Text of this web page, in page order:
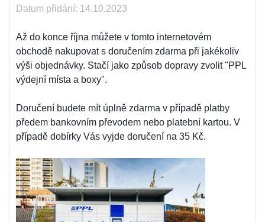
Datum přidání: 14.10.2023
Až do konce října můžete v tomto internetovém
obchodě nakupovat s doručením zdarma při jakékoliv
výši objednávky. Stačí jako způsob dopravy zvolit "PPL
výdejní místa a boxy".
Doručení budete mít úplně zdarma v případě platby
předem bankovním převodem nebo platební kartou. V
případě dobírky Vás vyjde doručení na 35 Kč.